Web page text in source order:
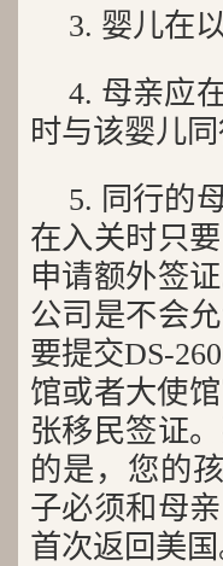
3. 婴儿在
4. 母亲应
时与该婴儿同
5. 同行的
在入关时只
申请额外签
公司是不会
要提交DS-
馆或者大使
张移民签证
的是，您的
子必须和母
首次返回美国